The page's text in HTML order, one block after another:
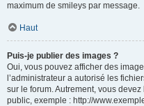
maximum de smileys par message.
Haut
Puis-je publier des images ?
Oui, vous pouvez afficher des
l’administrateur a autorisé les
sur le forum. Autrement, vous
public, exemple : http://